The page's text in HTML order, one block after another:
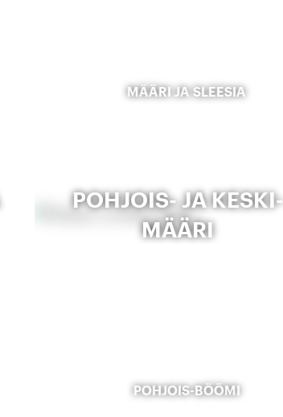
MÄÄRI JA SLEESIA
POHJOIS- JA KESKI-
MÄÄRI
POHJOIS-BÖÖMI